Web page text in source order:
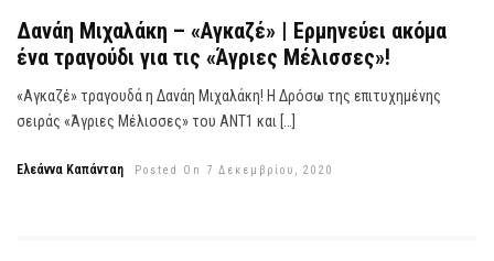
Δανάη Μιχαλάκη – «Αγκαζέ» | Ερμηνεύει ακόμα
ένα τραγούδι για τις «Άγριες Μέλισσες»!
«Αγκαζέ» τραγουδά η Δανάη Μιχαλάκη! H Δρόσω της επιτυχημένης
σειράς «Άγριες Μέλισσες» του ΑNT1 και […]
Ελεάννα Καπάνταη Posted On 7 Δεκεμβρίου, 2020